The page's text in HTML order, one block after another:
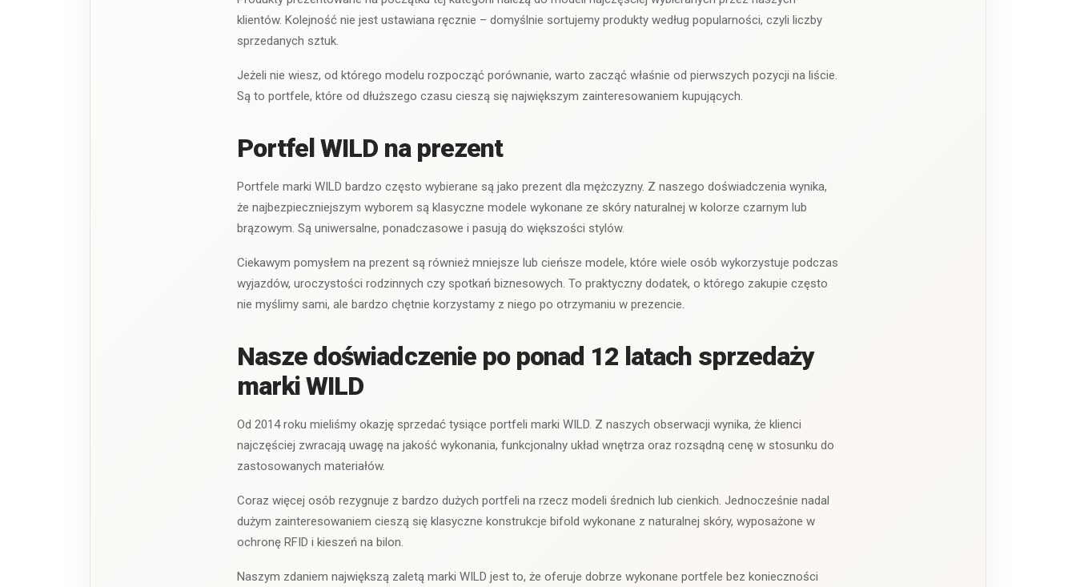
klientów. Kolejność nie jest ustawiana ręcznie – domyślnie sortujemy produkty według popularności, czyli liczby
sprzedanych sztuk.
Jeżeli nie wiesz, od którego modelu rozpocząć porównanie, warto zacząć właśnie od pierwszych pozycji na liście.
Są to portfele, które od dłuższego czasu cieszą się największym zainteresowaniem kupujących.
Portfel WILD na prezent
Portfele marki WILD bardzo często wybierane są jako prezent dla mężczyzny. Z naszego doświadczenia wynika,
że najbezpieczniejszym wyborem są klasyczne modele wykonane ze skóry naturalnej w kolorze czarnym lub
brązowym. Są uniwersalne, ponadczasowe i pasują do większości stylów.
Ciekawym pomysłem na prezent są również mniejsze lub cieńsze modele, które wiele osób wykorzystuje podczas
wyjazdów, uroczystości rodzinnych czy spotkań biznesowych. To praktyczny dodatek, o którego zakupie często
nie myślimy sami, ale bardzo chętnie korzystamy z niego po otrzymaniu w prezencie.
Nasze doświadczenie po ponad 12 latach sprzedaży
marki WILD
Od 2014 roku mieliśmy okazję sprzedać tysiące portfeli marki WILD. Z naszych obserwacji wynika, że klienci
najczęściej zwracają uwagę na jakość wykonania, funkcjonalny układ wnętrza oraz rozsądną cenę w stosunku do
zastosowanych materiałów.
Coraz więcej osób rezygnuje z bardzo dużych portfeli na rzecz modeli średnich lub cienkich. Jednocześnie nadal
dużym zainteresowaniem cieszą się klasyczne konstrukcje bifold wykonane z naturalnej skóry, wyposażone w
ochronę RFID i kieszeń na bilon.
Naszym zdaniem największą zaletą marki WILD jest to, że oferuje dobrze wykonane portfele bez konieczności